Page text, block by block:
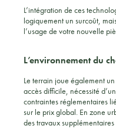
L’intégration de ces
logiquement un surcoût,
l’usage de votre nouvelle
L’environnement du
Le terrain joue également
accès difficile, nécessité
contraintes réglementaires
sur le prix global. En zone
des travaux